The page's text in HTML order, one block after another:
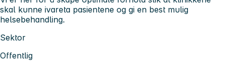
skal kunne ivareta pasientene og gi en best mulig
helsebehandling.
Sektor
Offentlig